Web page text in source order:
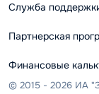
Служба
Партнерская
Финансовые
© 2015 - 2026 ИА